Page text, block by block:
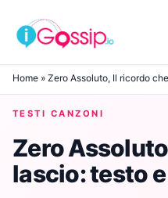
Skip to content
Home » Zero Assoluto, Il ricordo
TESTI CANZONI
Zero
lascio: testo